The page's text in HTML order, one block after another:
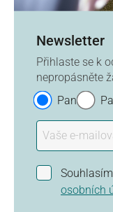
Newsletter
Přihlaste se k
nepropásněte
Paní
osobních